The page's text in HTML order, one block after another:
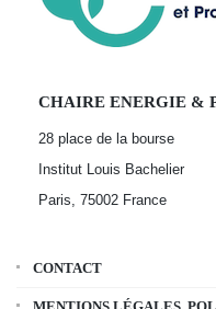
CHAIRE ENERGIE &
28 place de la bourse
Institut Louis Bachelier
Paris, 75002 France
CONTACT